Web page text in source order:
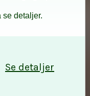
detaljer.
Se detaljer